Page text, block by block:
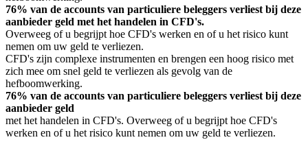
76% van de accounts van particuliere beleggers verliest bij deze
aanbieder geld met het handelen in CFD's.
Overweeg of u begrijpt hoe CFD's werken en of u het risico kunt
nemen om uw geld te verliezen.
CFD's zijn complexe instrumenten en brengen een hoog risico met
zich mee om snel geld te verliezen als gevolg van de
hefboomwerking.
76% van de accounts van particuliere beleggers verliest bij deze
aanbieder geld
met het handelen in CFD's. Overweeg of u begrijpt hoe CFD's
werken en of u het risico kunt nemen om uw geld te verliezen.